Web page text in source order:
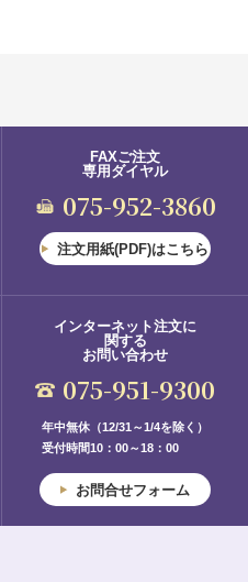
FAXご注文
専用ダイヤル
075-952-3860
注文用紙(PDF)はこちら
インターネット注文に
関する
お問い合わせ
075-951-9300
年中無休（12/31～1/4を除く）
受付時間10：00～18：00
お問合せフォーム